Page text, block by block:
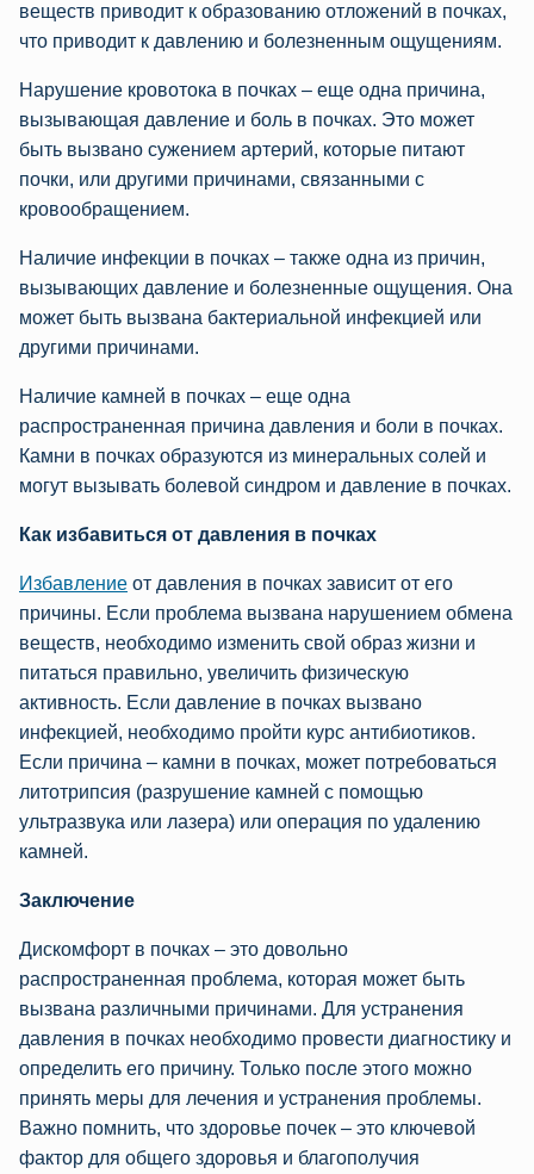
веществ приводит к образованию отложений в почках,
что приводит к давлению и болезненным ощущениям.
Нарушение кровотока в почках – еще одна причина,
вызывающая давление и боль в почках. Это может
быть вызвано сужением артерий, которые питают
почки, или другими причинами, связанными с
кровообращением.
Наличие инфекции в почках – также одна из причин,
вызывающих давление и болезненные ощущения. Она
может быть вызвана бактериальной инфекцией или
другими причинами.
Наличие камней в почках – еще одна
распространенная причина давления и боли в почках.
Камни в почках образуются из минеральных солей и
могут вызывать болевой синдром и давление в почках.
Как избавиться от давления в почках
Избавление от давления в почках зависит от его
причины. Если проблема вызвана нарушением обмена
веществ, необходимо изменить свой образ жизни и
питаться правильно, увеличить физическую
активность. Если давление в почках вызвано
инфекцией, необходимо пройти курс антибиотиков.
Если причина – камни в почках, может потребоваться
литотрипсия (разрушение камней с помощью
ультразвука или лазера) или операция по удалению
камней.
Заключение
Дискомфорт в почках – это довольно
распространенная проблема, которая может быть
вызвана различными причинами. Для устранения
давления в почках необходимо провести диагностику и
определить его причину. Только после этого можно
принять меры для лечения и устранения проблемы.
Важно помнить, что здоровье почек – это ключевой
фактор для общего здоровья и благополучия